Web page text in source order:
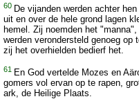
60 De vijanden werden achter
uit en over de hele grond lagen
hemel. Zij noemden het
werden verondersteld genoeg op
zij het overhielden bedierf het.
61 En God vertelde Mozes en
gomers vol ervan op te rapen,
ark, de Heilige Plaats.